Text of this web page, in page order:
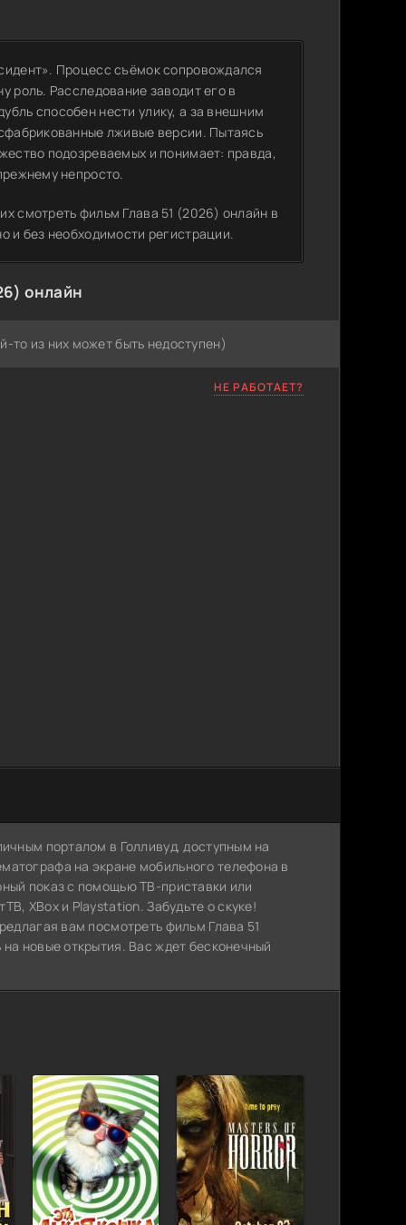
Процесс съёмок сопровождался
роль. Расследование заводит его в
способен нести улику, а за внешним
лживые версии. Пытаясь
подозреваемых и понимает: правда,
непросто.
смотреть фильм Глава 51 (2026) онлайн в
и без необходимости регистрации.
онлайн
то из них может быть недоступен)
НЕ РАБОТАЕТ?
порталом в Голливуд, доступным на
на экране мобильного телефона в
показ с помощью ТВ-приставки или
XBox и Playstation. Забудьте о скуке!
вам посмотреть фильм Глава 51
новые открытия. Вас ждет бесконечный